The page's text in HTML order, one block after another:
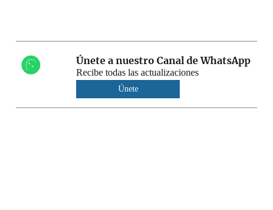
Únete a nuestro Canal de WhatsApp
Recibe todas las actualizaciones
Únete